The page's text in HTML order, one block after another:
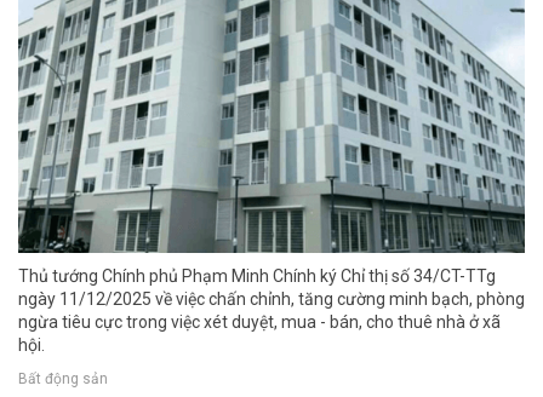
Thủ tướng Chính phủ Phạm Minh Chính ký Chỉ thị số 34/CT-TTg
ngày 11/12/2025 về việc chấn chỉnh, tăng cường minh bạch, phòng
ngừa tiêu cực trong việc xét duyệt, mua - bán, cho thuê nhà ở xã
hội.
Bất động sản